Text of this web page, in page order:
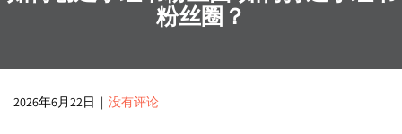
粉丝圈？
2026年6月22日 | 没有评论